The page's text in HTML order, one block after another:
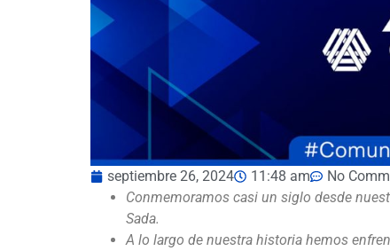
septiembre 26, 2024 11:48 am
No
Conmemoramos casi un siglo desde
Sada.
A lo largo de nuestra historia hemos